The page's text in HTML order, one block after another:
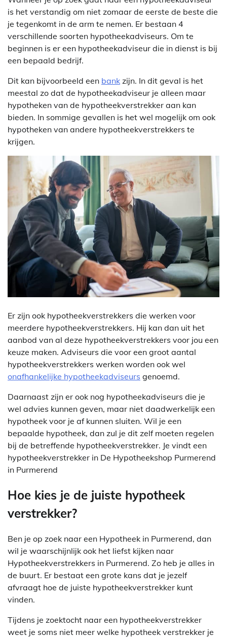
is het verstandig om niet zomaar de eerste de beste die
je tegenkomt in de arm te nemen. Er bestaan 4
verschillende soorten hypotheekadviseurs. Om te
beginnen is er een hypotheekadviseur die in dienst is bij
een bepaald bedrijf.
Dit kan bijvoorbeeld een bank zijn. In dit geval is het
meestal zo dat de hypotheekadviseur je alleen maar
hypotheken van de hypotheekverstrekker aan kan
bieden. In sommige gevallen is het wel mogelijk om ook
hypotheken van andere hypotheekverstrekkers te
krijgen.
Er zijn ook hypotheekverstrekkers die werken voor
meerdere hypotheekverstrekkers. Hij kan dan uit het
aanbod van al deze hypotheekverstrekkers voor jou een
keuze maken. Adviseurs die voor een groot aantal
hypotheekverstrekkers werken worden ook wel
onafhankelijke hypotheekadviseurs genoemd.
Daarnaast zijn er ook nog hypotheekadviseurs die je
wel advies kunnen geven, maar niet daadwerkelijk een
hypotheek voor je af kunnen sluiten. Wil je een
bepaalde hypotheek, dan zul je dit zelf moeten regelen
bij de betreffende hypotheekverstrekker. Je vindt een
hypotheekverstrekker in De Hypotheekshop Purmerend
in Purmerend
Hoe kies je de juiste hypotheek
verstrekker?
Ben je op zoek naar een Hypotheek in Purmerend, dan
wil je waarschijnlijk ook het liefst kijken naar
Hypotheekverstrekkers in Purmerend. Zo heb je alles in
de buurt. Er bestaat een grote kans dat je jezelf
afvraagt hoe de juiste hypotheekverstrekker kunt
vinden.
Tijdens je zoektocht naar een hypotheekverstrekker
weet je soms niet meer welke hypotheek verstrekker je